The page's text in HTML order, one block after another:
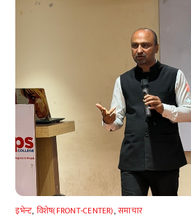
इभेन्ट, विशेष(FRONT-CENTER),समाचार